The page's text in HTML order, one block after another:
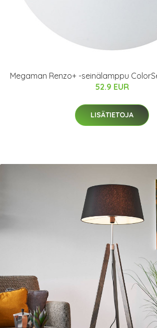
Megaman Renzo+ -seinälamppu
52.9 EUR
LISÄTIETOJA